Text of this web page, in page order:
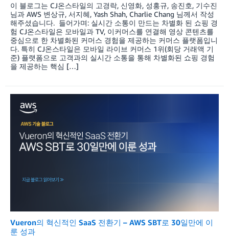
이 블로그는 CJ온스타일의 고경락, 신영화, 성홍규, 송진호, 기수진
님과 AWS 변상규, 서지혜, Yash Shah, Charlie Chang 님께서 작성
해주셨습니다. 들어가며: 실시간 소통이 만드는 차별화 된 쇼핑 경
험 CJ온스타일은 모바일과 TV, 이커머스를 연결해 영상 콘텐츠를
중심으로 한 차별화된 커머스 경험을 제공하는 커머스 플랫폼입니
다. 특히 CJ온스타일은 모바일 라이브 커머스 1위(회당 거래액 기
준) 플랫폼으로 고객과의 실시간 소통을 통해 차별화된 쇼핑 경험
을 제공하는 핵심 […]
Vueron의 혁신적인 SaaS 전환기 – AWS SBT로 30일만에 이
룬 성과